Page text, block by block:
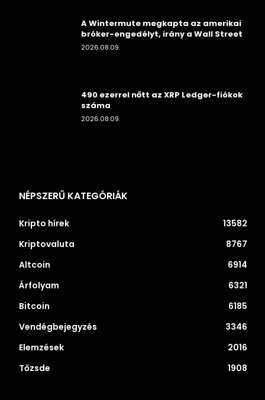
A Wintermute megkapta az amerikai
bróker-engedélyt, irány a Wall Street
2026.08.09.
490 ezerrel nőtt az XRP Ledger-fiókok
száma
2026.08.09.
NÉPSZERŰ KATEGÓRIÁK
Kripto hírek
13582
Kriptovaluta
8767
Altcoin
6914
Árfolyam
6321
Bitcoin
6185
Vendégbejegyzés
3346
Elemzések
2016
Tőzsde
1908